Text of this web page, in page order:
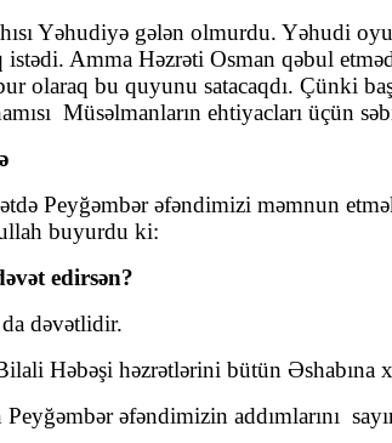
Yəhudiyə gələn olmurdu. Yəhudi
istədi. Amma Həzrəti Osman qəbul
olaraq bu quyunu satacaqdı. Çünki
Müsəlmanların ehtiyacları üçün
Peyğəmbər əfəndimizi məmnun
buyurdu ki:
edirsən?
dəvətlidir.
Həbəşi həzrətlərini bütün Əshabına
əfəndimizin addımlarını